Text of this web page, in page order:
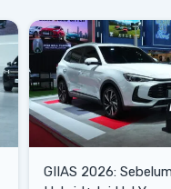
GIIAS 2026: